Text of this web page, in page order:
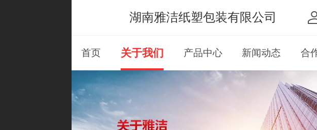
湖南雅洁纸塑包装有限公司
首页 关于我们 产品中心 新闻动态 合